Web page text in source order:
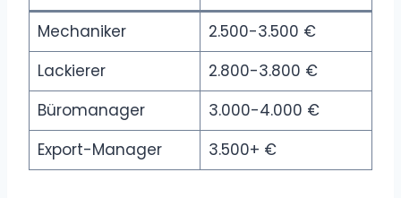
Mechaniker
2.500-3.500 €
Lackierer
2.800-3.800 €
Büromanager
3.000-4.000 €
Export-Manager
3.500+ €